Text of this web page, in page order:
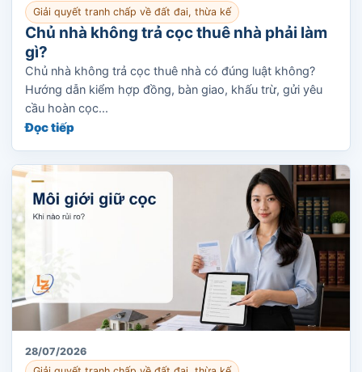
Giải quyết tranh chấp về đất đai, thừa kế
Chủ nhà không trả cọc thuê nhà phải làm
gì?
Chủ nhà không trả cọc thuê nhà có đúng luật không?
Hướng dẫn kiểm hợp đồng, bàn giao, khấu trừ, gửi yêu
cầu hoàn cọc...
Đọc tiếp
28/07/2026